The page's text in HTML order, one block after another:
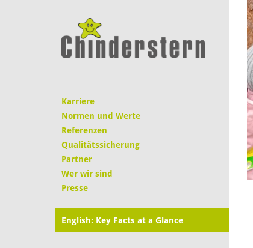
Karriere
Normen und Werte
Referenzen
Qualitätssicherung
Partner
Wer wir sind
Presse
English: Key Facts at a Glance